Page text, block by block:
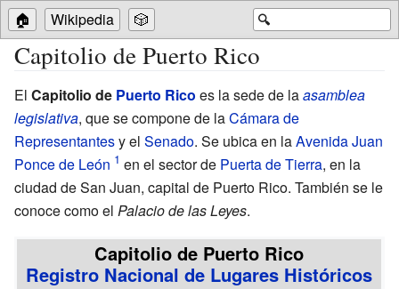
🔍
🏠 Wikipedia 🎲
Capitolio de Puerto Rico
El Capitolio de Puerto Rico es la sede de laasamblea
legislativa, que se compone de laCámara de
Representantesy el Senado. Se ubica en laAvenida Juan
Ponce de León
en el sector de Puerta de Tierra, en la
ciudad de San Juan, capital de Puerto Rico. También se le
conoce como el Palacio de las Leyes.
Capitolio de Puerto Rico
Registro Nacional de Lugares Históricos